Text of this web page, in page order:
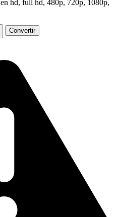
hd, full hd, 480p, 720p, 1080p,